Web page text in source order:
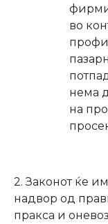
во
нема
на
2. Законот ќе
надвор од
пракса и